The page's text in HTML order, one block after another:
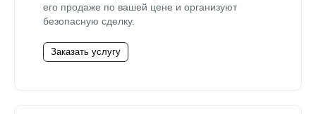
его продаже по вашей цене и организуют
безопасную сделку.
Заказать услугу